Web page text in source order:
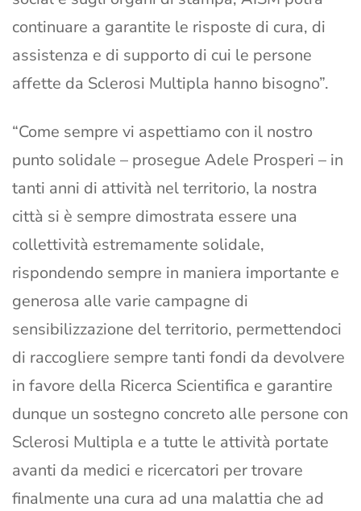
continuare a garantite le risposte di cura, di
assistenza e di supporto di cui le persone
affette da Sclerosi Multipla hanno bisogno”.
“Come sempre vi aspettiamo con il nostro
punto solidale – prosegue Adele Prosperi – in
tanti anni di attività nel territorio, la nostra
città si è sempre dimostrata essere una
collettività estremamente solidale,
rispondendo sempre in maniera importante e
generosa alle varie campagne di
sensibilizzazione del territorio, permettendoci
di raccogliere sempre tanti fondi da devolvere
in favore della Ricerca Scientifica e garantire
dunque un sostegno concreto alle persone con
Sclerosi Multipla e a tutte le attività portate
avanti da medici e ricercatori per trovare
finalmente una cura ad una malattia che ad